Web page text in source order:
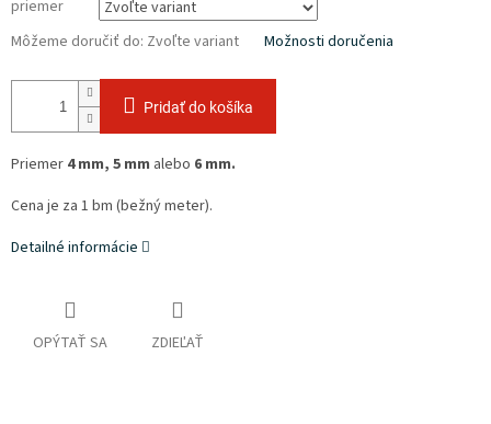
priemer
Môžeme doručiť do: Zvoľte variant Možnosti doručenia
Pridať do košíka
Priemer 4 mm, 5 mm alebo 6 mm.
Cena je za 1 bm (bežný meter).
Detailné informácie
OPÝTAŤ SA ZDIEĽAŤ